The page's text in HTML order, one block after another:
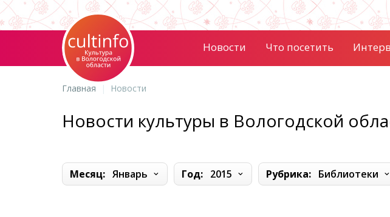
Новости Что посетить
Главная Новости
Новости культуры в Вологодской
Месяц: Январь Год: 2015 Рубрика: Библиотеки